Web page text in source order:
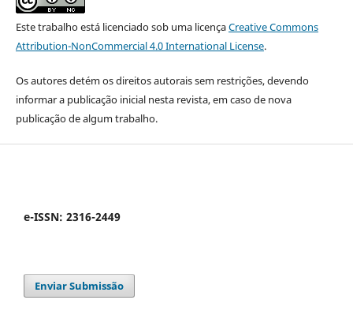
Este trabalho está licenciado sob uma licençaCreative Commons
Attribution-NonCommercial 4.0 International License.
Os autores detém os direitos autorais sem restrições, devendo
informar a publicação inicial nesta revista, em caso de nova
publicação de algum trabalho.
e-ISSN: 2316-2449
Enviar Submissão